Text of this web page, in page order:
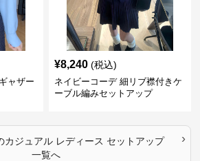
ャザー
¥8,240 (税込)
ネイビーコーデ 細リブ襟付きケ
ーブル編みセットアップ
カジュアル レディース セットアップ
一覧へ
›